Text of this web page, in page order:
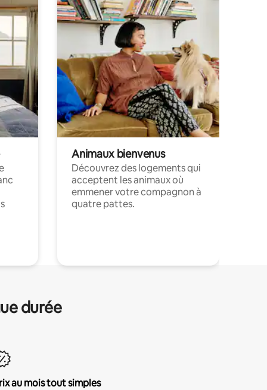
Animaux bienvenus
Découvrez des logements qui
acceptent les animaux où
emmener votre compagnon à
quatre pattes.
durée
au mois tout simples